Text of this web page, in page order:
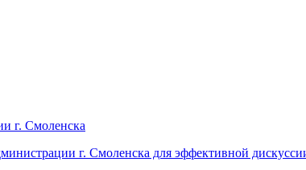
г. Смоленска
г. Смоленска для эффективной